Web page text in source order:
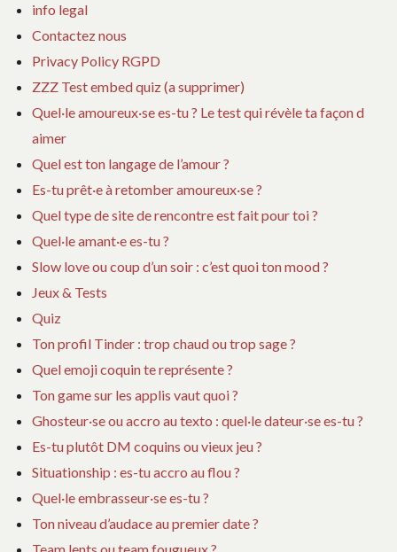
info legal
Contactez nous
Privacy Policy RGPD
ZZZ Test embed quiz (a supprimer)
Quel·le amoureux·se es-tu ? Le test qui révèle ta façon d
aimer
Quel est ton langage de l’amour ?
Es-tu prêt·e à retomber amoureux·se ?
Quel type de site de rencontre est fait pour toi ?
Quel·le amant·e es-tu ?
Slow love ou coup d’un soir : c’est quoi ton mood ?
Jeux & Tests
Quiz
Ton profil Tinder : trop chaud ou trop sage ?
Quel emoji coquin te représente ?
Ton game sur les applis vaut quoi ?
Ghosteur·se ou accro au texto : quel·le dateur·se es-tu ?
Es-tu plutôt DM coquins ou vieux jeu ?
Situationship : es-tu accro au flou ?
Quel·le embrasseur·se es-tu ?
Ton niveau d’audace au premier date ?